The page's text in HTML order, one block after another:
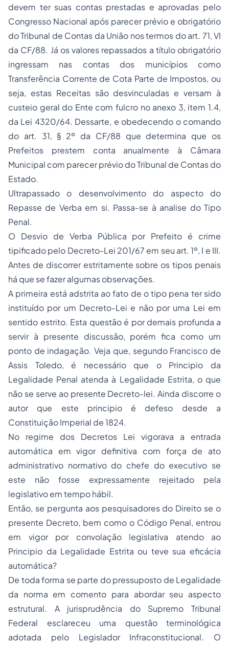
devem ter suas contas prestadas e aprovadas pelo
Congresso Nacional após parecer prévio e obrigatório
doTribunal de Contas da União nos termos do art. 71, VI
da CF/88. Já os valores repassados a título obrigatório
ingressam nas contas dos municípios como
Transferência Corrente de Cota Parte de Impostos, ou
seja, estas Receitas são desvinculadas e versam à
custeio geral do Ente com fulcro no anexo 3, item 1.4,
da Lei 4320/64. Dessarte, e obedecendo o comando
do art. 31, § 2º da CF/88 que determina que os
Prefeitos prestem conta anualmente à Câmara
Municipal com parecer prévio do Tribunal de Contas do
Estado.
Ultrapassado o desenvolvimento do aspecto do
Repasse de Verba em si. Passa-se à analise do Tipo
Penal.
O Desvio de Verba Pública por Prefeito é crime
tipificado pelo Decreto-Lei 201/67 em seu art. 1º, I e III.
Antes de discorrer estritamente sobre os tipos penais
há que se fazer algumas observações.
A primeira está adstrita ao fato de o tipo pena ter sido
instituído por um Decreto-Lei e não por uma Lei em
sentido estrito. Esta questão é por demais profunda a
servir à presente discussão, porém fica como um
ponto de indagação. Veja que, segundo Francisco de
Assis Toledo, é necessário que o Principio da
Legalidade Penal atenda à Legalidade Estrita, o que
não se serve ao presente Decreto-lei. Ainda discorre o
autor que este principio é defeso desde a
Constituição Imperial de 1824.
No regime dos Decretos Lei vigorava a entrada
automática em vigor definitiva com força de ato
administrativo normativo do chefe do executivo se
este não fosse expressamente rejeitado pela
legislativo em tempo hábil.
Então, se pergunta aos pesquisadores do Direito se o
presente Decreto, bem como o Código Penal, entrou
em vigor por convolação legislativa atendo ao
Principio da Legalidade Estrita ou teve sua eficácia
automática?
De toda forma se parte do pressuposto de Legalidade
da norma em comento para abordar seu aspecto
estrutural. A jurisprudência do Supremo Tribunal
Federal esclareceu uma questão terminológica
adotada pelo Legislador Infraconstitucional. O